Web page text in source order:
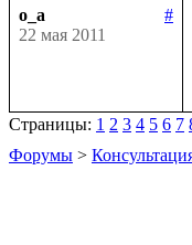
o_a
#
22 мая 2011
Страницы: 1 2 3 4 5 6 7
Форумы >